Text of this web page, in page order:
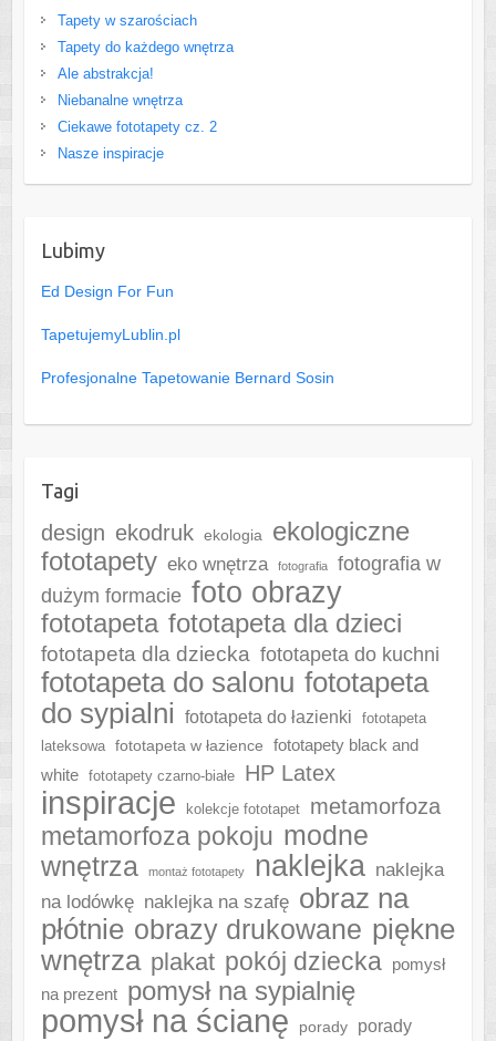
Tapety w szarościach
Tapety do każdego wnętrza
Ale abstrakcja!
Niebanalne wnętrza
Ciekawe fototapety cz. 2
Nasze inspiracje
Lubimy
Ed Design For Fun
TapetujemyLublin.pl
Profesjonalne Tapetowanie Bernard Sosin
Tagi
design ekodruk ekologia
ekologiczne
fototapety eko wnętrza fotografia
fotografia w
dużym formacie foto obrazy
fototapeta fototapeta dla dzieci
fototapeta dla dziecka fototapeta do kuchni
fototapeta do salonu fototapeta
do sypialni
fototapeta do łazienki
fototapeta
lateksowa
fototapeta w łazience
fototapety black and
white
fototapety czarno-białe HP Latex
inspiracje kolekcje fototapet metamorfoza
metamorfoza pokoju modne
wnętrza
montaż fototapety naklejka naklejka
na lodówkę naklejka na szafę obraz na
płótnie obrazy drukowane piękne
wnętrza plakat pokój dziecka pomysł
na prezent pomysł na sypialnię
pomysł na ścianę porady
porady